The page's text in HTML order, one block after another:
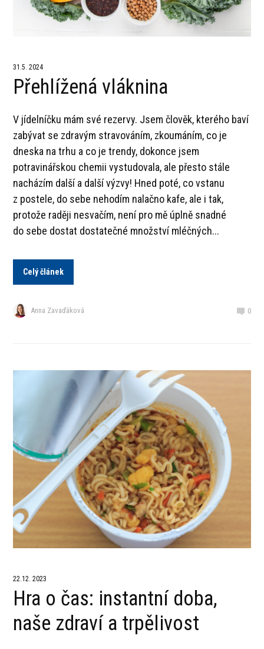
31.5. 2024
Přehlížená vláknina
V jídelníčku mám své rezervy. Jsem člověk, kterého baví
zabývat se zdravým stravováním, zkoumáním, co je
dneska na trhu a co je trendy, dokonce jsem
potravinářskou chemii vystudovala, ale přesto stále
nacházím další a další výzvy! Hned poté, co vstanu
z postele, do sebe nehodím nalačno kafe, ale i tak,
protože raději nesvačím, není pro mě úplně snadné
do sebe dostat dostatečné množství mléčných...
Celý článek
Anna Zavaďáková 0
22.12. 2023
Hra o čas: instantní doba,
naše zdraví a trpělivost